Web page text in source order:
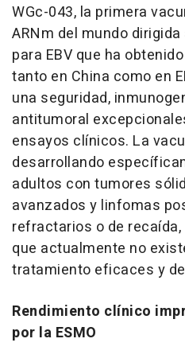
WGc-043, la primera
ARNm del mundo
para EBV que ha
tanto en China como en
una seguridad,
antitumoral
ensayos clínicos. La
desarrollando
adultos con tumores
avanzados y linfomas
refractarios o de
que actualmente no
tratamiento eficaces y
Rendimiento clínico
por la ESMO